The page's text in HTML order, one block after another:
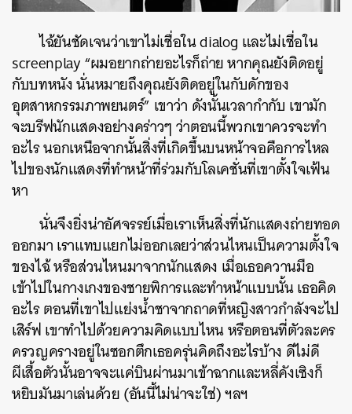
ไฉ้ยันชัดเจนว่าเขาไม่เชื่อใน dialog และไม่เชื่อใน
screenplay “ผมอยากถ่ายอะไรก็ถ่าย หากคุณยังติดอยู่
กับบทหนัง นั่นหมายถึงคุณยังติดอยู่ในกับดักของ
อุตสาหกรรมภาพยนตร์” เขาว่า ดังนั้นเวลากำกับ เขามัก
จะบรีฟนักแสดงอย่างคร่าวๆ ว่าตอนนี้พวกเขาควรจะทำ
อะไร นอกเหนือจากนั้นสิ่งที่เกิดขึ้นบนหน้าจอคือการไหล
ไปของนักแสดงที่ทำหน้าที่ร่วมกับโลเคชั่นที่เขาตั้งใจเฟ้น
หา
นั่นจึงยิ่งน่าอัศจรรย์เมื่อเราเห็นสิ่งที่นักแสดงถ่ายทอด
ออกมา เราแทบแยกไม่ออกเลยว่าส่วนไหนเป็นความตั้งใจ
ของไฉ้ หรือส่วนไหนมาจากนักแสดง เมื่อเธอควานมือ
เข้าไปในกางเกงของชายพิการและทำหน้าแบบนั้น เธอคิด
อะไร ตอนที่เขาไปแย่งน้ำชาจากถาดที่หญิงสาวกำลังจะไป
เสิร์ฟ เขาทำไปด้วยความคิดแบบไหน หรือตอนที่ตัวละคร
ครวญครางอยู่ในซอกตึกเธอครุ่นคิดถึงอะไรบ้าง ดีไม่ดี
ผีเสื้อตัวนั้นอาจจะแค่บินผ่านมาเข้าฉากและหลี่คังเซิงก็
หยิบมันมาเล่นด้วย (อันนี้ไม่น่าจะใช่) ฯลฯ